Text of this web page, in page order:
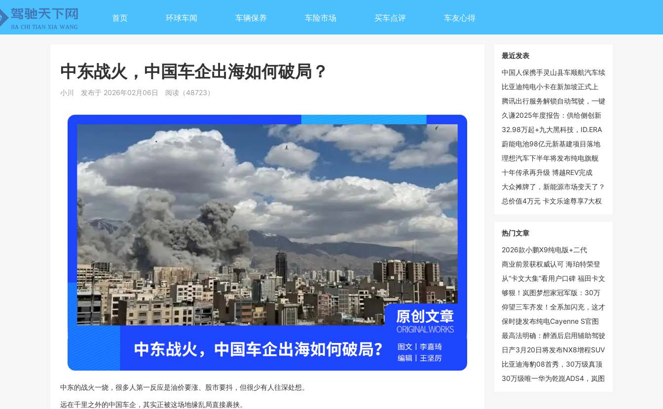
首页 环球车闻 车辆保养 车险市场 买车点评 车友心得
中东战火，中国车企出海如何破局？
小川 发布于 2026年02月06日 阅读（48723）
中东的战火一烧，很多人第一反应是油价要涨、股市要抖，但很少有人往深处想。
远在千里之外的中国车企，其实正被这场地缘乱局直接裹挟。
最近发表
中国人保携手灵山县车顺航汽车续
保团购会
比亚迪纯电小卡在新加坡正式上
市，乘商市场双线领跑
腾讯出行服务解锁自动驾驶，一键
呼叫文远知行Robotaxi
久谦2025年度报告：供给侧创新
驱动手持智能影像市场倍增，大疆
以55%份额领跑全球
32.98万起+九大黑科技，ID.ERA
9X开始改合资的剧本了
蔚能电池98亿元新基建项目落地
武汉光谷，蔚来加码湖北新能源布
局
理想汽车下半年将发布纯电旗舰
SUV i9 覆盖20-50万元价格带
十年传承再升级 博越REV完成
100℃温差挑战彰显硬核增程实力
大众摊牌了，新能源市场变天了？
总价值4万元 卡文乐途尊享7大权
热门文章
2026款小鹏X9纯电版+二代
VLA，小鹏真正的“大杀器”
商业前景获权威认可 海珀特荣登
2025创新未来独角兽榜单
从“卡文大集”看用户口碑 福田卡文
汽车新春跑出真实力
够狠！岚图梦想家冠军版：30万
级的价格，百万级的智能和安全
仰望三车齐发！全系加闪充，这才
是高端电动
保时捷发布纯电Cayenne S官图
起售价约88.4万元
最高法明确：醉酒后启用辅助驾驶
仍构成危险驾驶罪
日产3月20日将发布NX8增程SUV
定位20万级中大型市场
比亚迪海豹08首秀，30万级真顶
流？
30万级唯一华为乾崑ADS4，岚图